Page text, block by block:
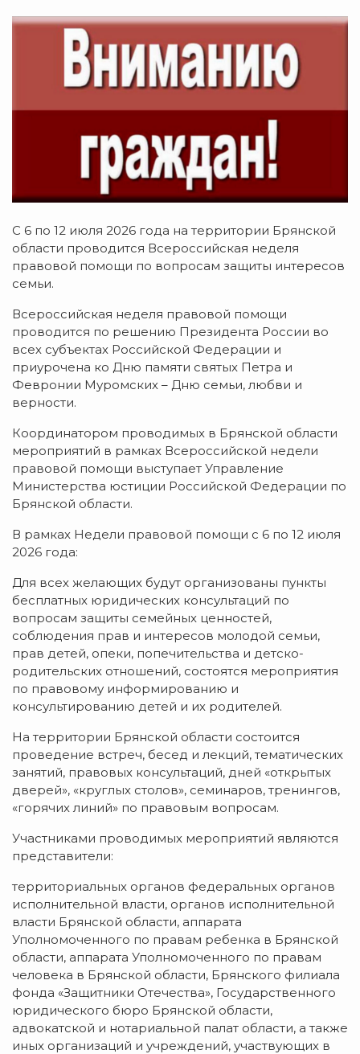
С 6 по 12 июля 2026 года на территории Брянской
области проводится Всероссийская неделя
правовой помощи по вопросам защиты интересов
семьи.
Всероссийская неделя правовой помощи
проводится по решению Президента России во
всех субъектах Российской Федерации и
приурочена ко Дню памяти святых Петра и
Февронии Муромских – Дню семьи, любви и
верности.
Координатором проводимых в Брянской области
мероприятий в рамках Всероссийской недели
правовой помощи выступает Управление
Министерства юстиции Российской Федерации по
Брянской области.
В рамках Недели правовой помощи с 6 по 12 июля
2026 года:
Для всех желающих будут организованы пункты
бесплатных юридических консультаций по
вопросам защиты семейных ценностей,
соблюдения прав и интересов молодой семьи,
прав детей, опеки, попечительства и детско-
родительских отношений, состоятся мероприятия
по правовому информированию и
консультированию детей и их родителей.
На территории Брянской области состоится
проведение встреч, бесед и лекций, тематических
занятий, правовых консультаций, дней «открытых
дверей», «круглых столов», семинаров, тренингов,
«горячих линий» по правовым вопросам.
Участниками проводимых мероприятий являются
представители:
территориальных органов федеральных органов
исполнительной власти, органов исполнительной
власти Брянской области, аппарата
Уполномоченного по правам ребенка в Брянской
области, аппарата Уполномоченного по правам
человека в Брянской области, Брянского филиала
фонда «Защитники Отечества», Государственного
юридического бюро Брянской области,
адвокатской и нотариальной палат области, а также
иных организаций и учреждений, участвующих в